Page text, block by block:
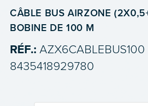
CÂBLE BUS AIRZONE
BOBINE DE 100 M
RÉF.: AZX6CABLEBUS100
8435418929780